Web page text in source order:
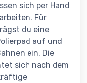
sich per Hand
Für
du eine
auf und
ein. Die
sich nach dem